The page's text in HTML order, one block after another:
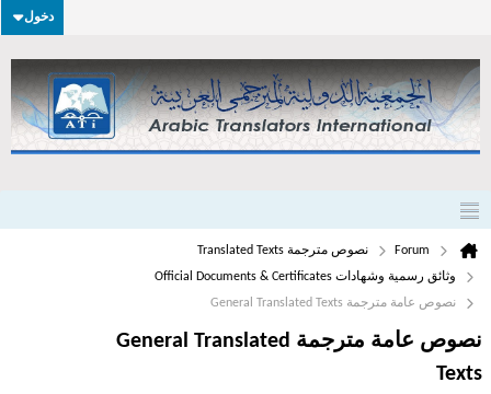
دخول
Forum
نصوص مترجمة Translated Texts
وثائق رسمية وشهادات Official Documents & Certificates
نصوص عامة مترجمة General Translated Texts
نصوص عامة مترجمة General Translated
Texts